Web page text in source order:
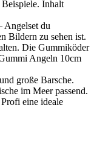
Beispiele. Inhalt
Angelset du
Bildern zu sehen ist.
Die Gummiköder
Angeln 10cm
große Barsche.
im Meer passend.
eine ideale